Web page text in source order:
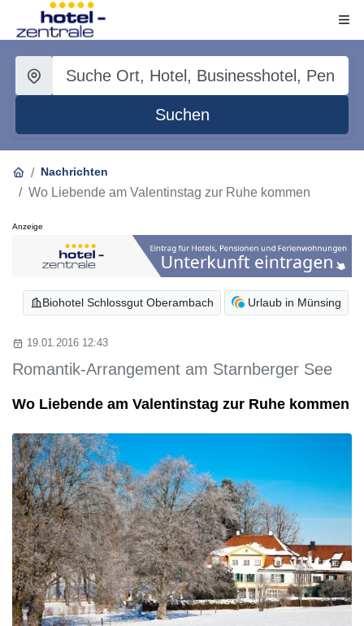
Suchen
Nachrichten
Wo Liebende am Valentinstag zur Ruhe kommen
Anzeige
Biohotel Schlossgut Oberambach Urlaub in Münsing
19.01.2016 12:43
Romantik-Arrangement am Starnberger See
Wo Liebende am Valentinstag zur Ruhe kommen